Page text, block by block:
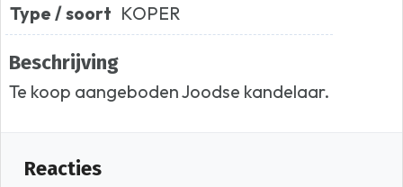
Type / soort KOPER
Beschrijving
Te koop aangeboden Joodse kandelaar.
Reacties